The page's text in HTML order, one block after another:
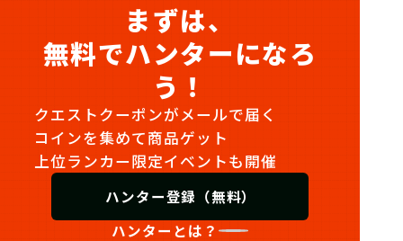
レビューを全て見る
まずは、
無料でハンターになろ
う！
クエストクーポンがメールで届く
コインを集めて商品ゲット
上位ランカー限定イベントも開催
ハンター登録（無料）
ハンターとは？